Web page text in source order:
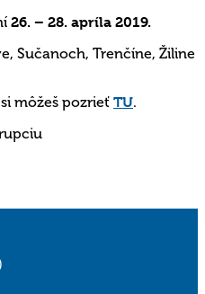
26. – 28. apríla 2019.
Sučanoch, Trenčíne, Žiline
môžeš pozrieť TU.